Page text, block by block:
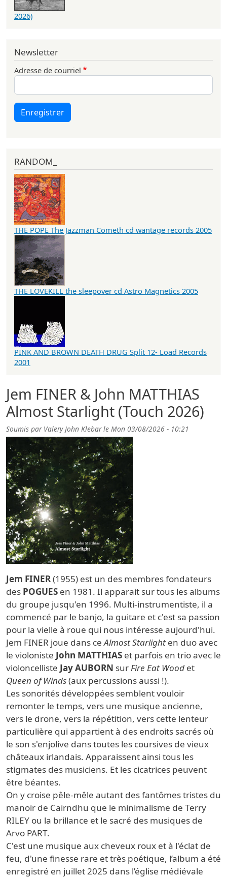
Jem FINER & John MATTHIAS
Almost Starlight (Touch 2026)
Soumis par Valery John Klebarle Mon 03/08/2026 - 10:21
Jem FINER(1955) est un des membres fondateurs
des POGUES en 1981. Il apparait sur tous les albums
du groupe jusqu'en 1996. Multi-instrumentiste, il a
commencé par le banjo, la guitare et c'est sa passion
pour la vielle à roue qui nous intéresse aujourd'hui.
Jem FINER joue dans ceAlmost Starlighten duo avec
le violoniste John MATTHIAS et parfois en trio avec le
violoncelliste Jay AUBORN surFire Eat Wood et
Queen of Winds(aux percussions aussi !).
Les sonorités développées semblent vouloir
remonter le temps, vers une musique ancienne,
vers le drone, vers la répétition, vers cette lenteur
particulière qui appartient à des endroits sacrés où
le son s'enjolive dans toutes les coursives de vieux
châteaux irlandais. Apparaissent ainsi tous les
stigmates des musiciens. Et les cicatrices peuvent
être béantes.
On y croise pêle-mêle autant des fantômes tristes du
manoir de Cairndhu que le minimalisme de Terry
RILEY ou la brillance et le sacré des musiques de
Arvo PART.
C'est une musique aux cheveux roux et à l'éclat de
feu, d'une finesse rare et très poétique, l’album a été
enregistré en juillet 2025 dans l’église médiévale
2026)
Newsletter
Adresse de courriel
Enregistrer
RANDOM_
THE POPE The Jazzman Cometh cd wantage records 2005
THE LOVEKILL the sleepover cd Astro Magnetics 2005
PINK AND BROWN DEATH DRUG Split 12- Load Records
2001